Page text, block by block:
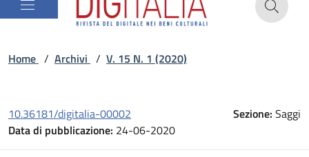
Home / Archivi / V. 15 N. 1 (2020)
10.36181/digitalia-00002 Sezione: Saggi
Data di pubblicazione: 24-06-2020